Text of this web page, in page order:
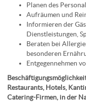
Planen des
Aufräumen und
Informieren der
Dienstleistungen,
Beraten bei
besonderen
Entgegennehmen
Restaurants, Hotels,
Catering-Firmen, in der